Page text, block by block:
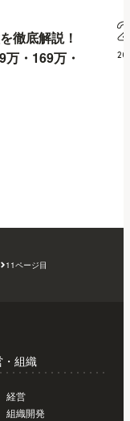
徹底解説！
・169万・
11ページ目
・組織
経営
組織開発